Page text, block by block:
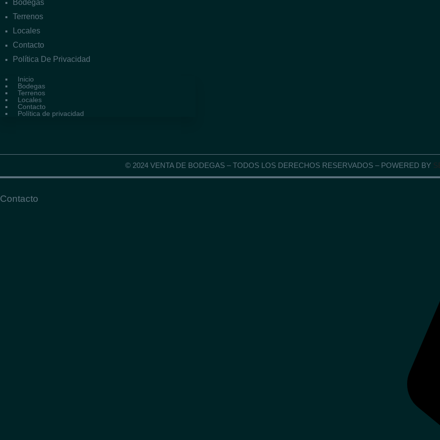
Bodegas
Terrenos
Locales
Contacto
Política De Privacidad
Inicio
Bodegas
Terrenos
Locales
Contacto
Política de privacidad
© 2024 VENTA DE BODEGAS – TODOS LOS DERECHOS RESERVADOS – POWERED BY
Contacto